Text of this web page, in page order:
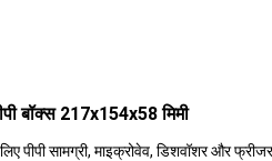
बॉक्स 217x154x58 मिमी
सामग्री, माइक्रोवेव, डिशवॉशर और फ्रीजर